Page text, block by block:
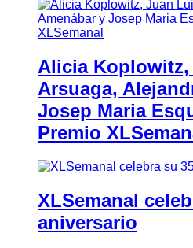
Alicia
Arsuaga,
Josep Maria
Premio
XLSemanal
aniversario